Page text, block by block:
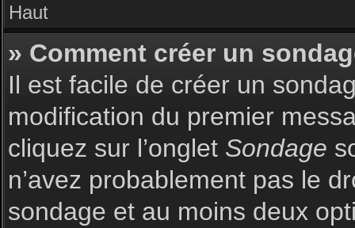
Haut
» Comment créer un
Il est facile de créer un
modification du premier
cliquez sur l’onglet Sondage
n’avez probablement pas le
sondage et au moins deux